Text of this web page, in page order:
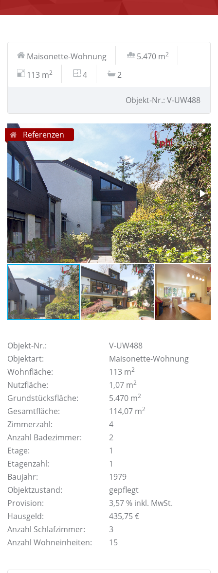
Maisonette-Wohnung 5.470 m2
113 m2 4 2
Objekt-Nr.: V-UW488
Referenzen
Objekt-Nr.:
V-UW488
Objektart:
Maisonette-Wohnung
Wohnfläche:
113 m2
Nutzfläche: 1,07 m2
Grundstücksfläche: 5.470 m2
Gesamtfläche: 114,07 m2
Zimmerzahl:
4
Anzahl Badezimmer:
2
Etage:
1
Etagenzahl:
1
Baujahr:
1979
Objektzustand:
gepflegt
Provision:
3,57 % inkl. MwSt.
Hausgeld:
435,75 €
Anzahl Schlafzimmer:
3
Anzahl Wohneinheiten:
15